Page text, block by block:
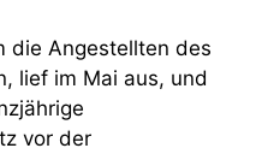
die Angestellten des
lief im Mai aus, und
vor der